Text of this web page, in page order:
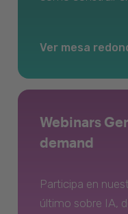
Ver mesa
Webinars
demand
Participa en
último sobre IA,